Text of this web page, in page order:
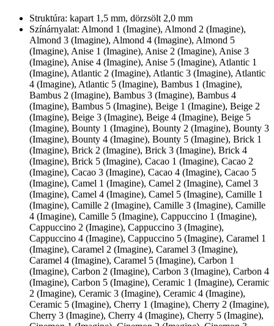
Struktúra: kapart 1,5 mm, dörzsölt 2,0 mm
Színárnyalat: Almond 1 (Imagine), Almond 2 (Imagine),
Almond 3 (Imagine), Almond 4 (Imagine), Almond 5
(Imagine), Anise 1 (Imagine), Anise 2 (Imagine), Anise 3
(Imagine), Anise 4 (Imagine), Anise 5 (Imagine), Atlantic 1
(Imagine), Atlantic 2 (Imagine), Atlantic 3 (Imagine), Atlantic
4 (Imagine), Atlantic 5 (Imagine), Bambus 1 (Imagine),
Bambus 2 (Imagine), Bambus 3 (Imagine), Bambus 4
(Imagine), Bambus 5 (Imagine), Beige 1 (Imagine), Beige 2
(Imagine), Beige 3 (Imagine), Beige 4 (Imagine), Beige 5
(Imagine), Bounty 1 (Imagine), Bounty 2 (Imagine), Bounty 3
(Imagine), Bounty 4 (Imagine), Bounty 5 (Imagine), Brick 1
(Imagine), Brick 2 (Imagine), Brick 3 (Imagine), Brick 4
(Imagine), Brick 5 (Imagine), Cacao 1 (Imagine), Cacao 2
(Imagine), Cacao 3 (Imagine), Cacao 4 (Imagine), Cacao 5
(Imagine), Camel 1 (Imagine), Camel 2 (Imagine), Camel 3
(Imagine), Camel 4 (Imagine), Camel 5 (Imagine), Camille 1
(Imagine), Camille 2 (Imagine), Camille 3 (Imagine), Camille
4 (Imagine), Camille 5 (Imagine), Cappuccino 1 (Imagine),
Cappuccino 2 (Imagine), Cappuccino 3 (Imagine),
Cappuccino 4 (Imagine), Cappuccino 5 (Imagine), Caramel 1
(Imagine), Caramel 2 (Imagine), Caramel 3 (Imagine),
Caramel 4 (Imagine), Caramel 5 (Imagine), Carbon 1
(Imagine), Carbon 2 (Imagine), Carbon 3 (Imagine), Carbon 4
(Imagine), Carbon 5 (Imagine), Ceramic 1 (Imagine), Ceramic
2 (Imagine), Ceramic 3 (Imagine), Ceramic 4 (Imagine),
Ceramic 5 (Imagine), Cherry 1 (Imagine), Cherry 2 (Imagine),
Cherry 3 (Imagine), Cherry 4 (Imagine), Cherry 5 (Imagine),